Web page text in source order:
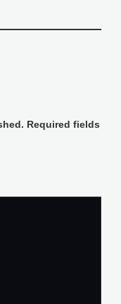
Required fields